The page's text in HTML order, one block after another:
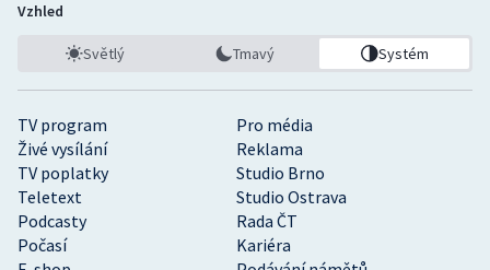
TV program
Pro média
Živé vysílání
Reklama
TV poplatky
Studio Brno
Teletext
Studio Ostrava
Podcasty
Rada ČT
Počasí
Kariéra
Vzhled
Světlý Tmavý Systém